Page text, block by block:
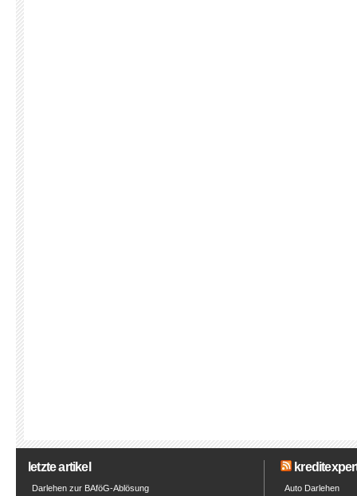
letzte artikel
Darlehen zur BAföG-Ablösung
Auto Darlehen